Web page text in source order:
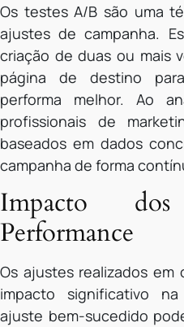
Os testes A/B são uma
ajustes de campanha.
criação de duas ou mais
página de destino
performa melhor. Ao
profissionais de
baseados em dados
campanha de forma
Impacto
Performance
Os ajustes realizados em
impacto significativo
ajuste bem-sucedido